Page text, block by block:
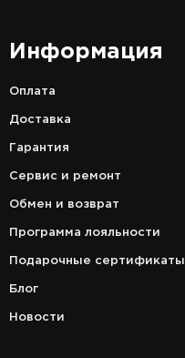
Информация
Оплата
Доставка
Гарантия
Сервис и ремонт
Обмен и возврат
Программа лояльности
Подарочные сертификаты
Блог
Новости